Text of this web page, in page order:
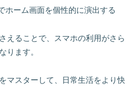
ホーム画面を個性的に演出する
えることで、スマホの利用がさら
ります。
マスターして、日常生活をより快